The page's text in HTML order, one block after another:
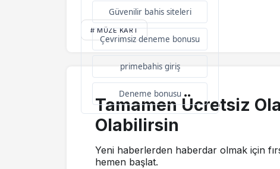
Güvenilir bahis siteleri
Çevrimsiz deneme bonusu
primebahis giriş
Deneme bonusu
# MÜZE KART
Tamamen Ücretsiz
Olabilirsin
Yeni haberlerden haberdar olmak için
hemen başlat.